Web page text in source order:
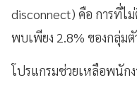
disconnect) คือ การที่ไม่
พบเพียง 2.8% ของกลุ่มตั
โปรแกรมช่วยเหลือพนัก